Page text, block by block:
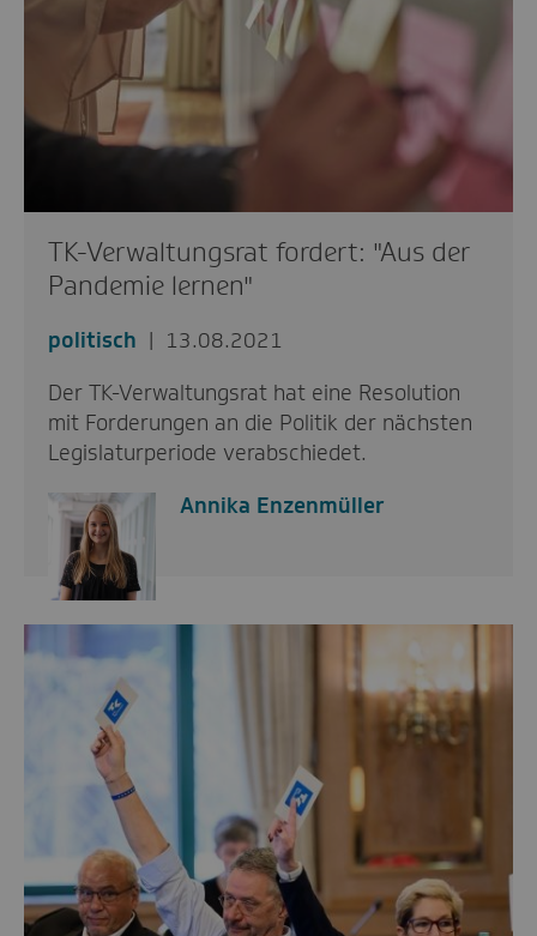
TK-Verwaltungsrat fordert: "Aus der
Pandemie lernen"
politisch
13.08.2021
Der TK-Verwaltungsrat hat eine Resolution
mit Forderungen an die Politik der nächsten
Legislaturperiode verabschiedet.
Annika Enzenmüller